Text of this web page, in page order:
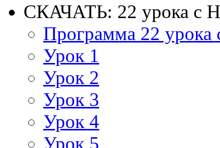
СКАЧАТЬ: 22 урока с
Программа 22
Урок 1
Урок 2
Урок 3
Урок 4
Урок 5